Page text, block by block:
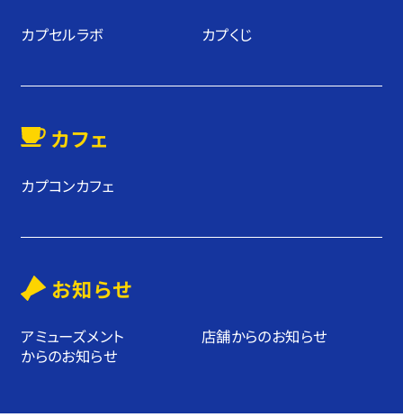
カプセルラボ カプくじ
カフェ
カプコンカフェ
お知らせ
アミューズメント
からのお知らせ
店舗からのお知らせ